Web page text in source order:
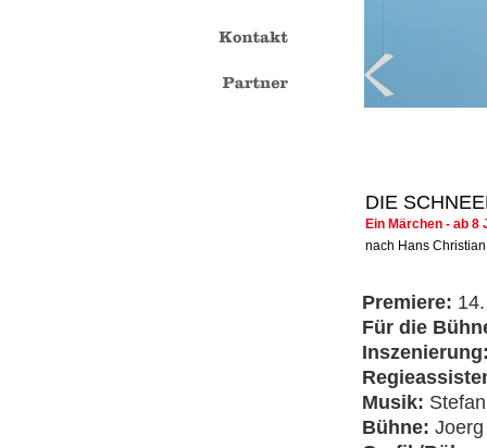
DIE
Ein Märchen - ab 8
nach Hans
Premiere:
Für die
Musik:
Bühne: